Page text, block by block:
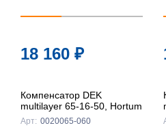
↑
↓18 160 ₽
Компенсатор DEK
multilayer 65-16-50, Hortum
Арт: 0020065-060